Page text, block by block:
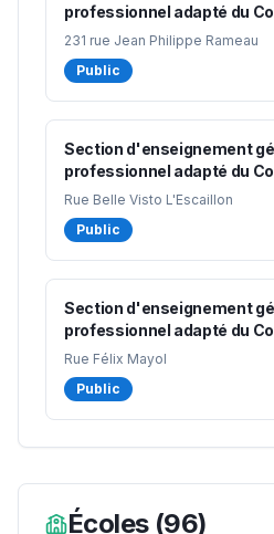
professionnel adapté du
Reinhardt
231 rue Jean Philippe Rameau
Public
Section d'enseignement
professionnel adapté du
Marquisanne
Rue Belle Visto L'Escaillon
Public
Section d'enseignement
professionnel adapté du
Rue Félix Mayol
Public
Écoles(96)